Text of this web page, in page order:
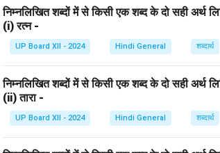
निम्नलिखित शब्दों में से किसी एक शब्द के दो सही अर्थ
(i) रत्न -
UP Board XII - 2024 Hindi General शब्दार्थ
निम्नलिखित शब्दों में से किसी एक शब्द के दो सही अर्थ
(ii) तारा -
UP Board XII - 2024 Hindi General शब्दार्थ